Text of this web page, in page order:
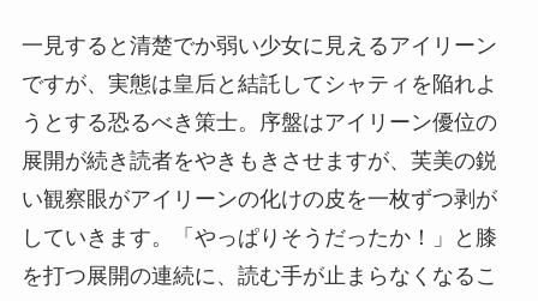
一見すると清楚でか弱い少女に見えるアイリーン
ですが、実態は皇后と結託してシャティを陥れよ
うとする恐るべき策士。序盤はアイリーン優位の
展開が続き読者をやきもきさせますが、芙美の鋭
い観察眼がアイリーンの化けの皮を一枚ずつ剥が
していきます。「やっぱりそうだったか！」と膝
を打つ展開の連続に、読む手が止まらなくなるこ